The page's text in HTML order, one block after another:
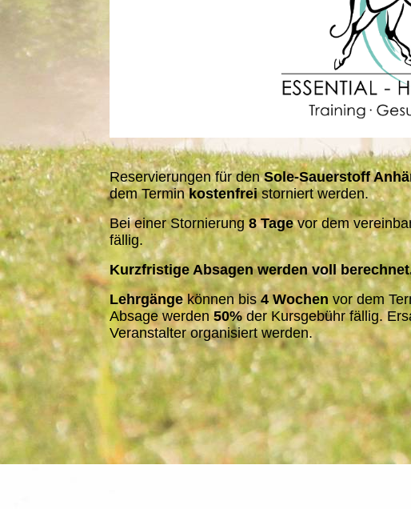
Reservierungen für denSole-Sauerstoff
dem Terminkostenfreistorniert werden.
Bei einer Stornierung8 Tagevor dem
fällig.
Kurzfristige Absagen werden voll
Lehrgängekönnen bis4 Wochen vor dem
Absage werden 50%der Kursgebühr fällig.
Veranstalter organisiert werden.